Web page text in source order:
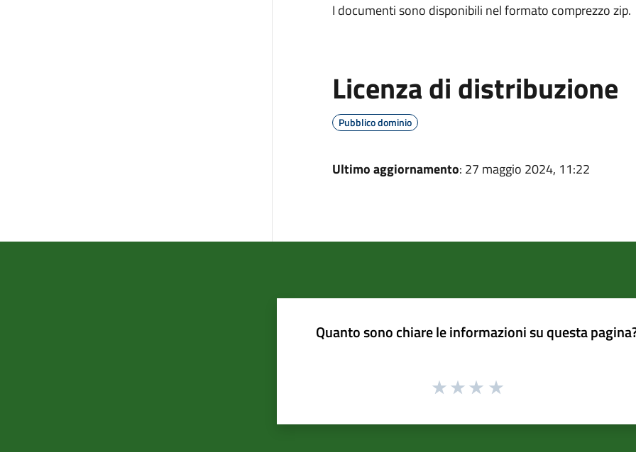
I documenti sono disponibili nel formato comprezzo zip.
Licenza di distribuzione
Pubblico dominio
Ultimo aggiornamento: 27 maggio 2024, 11:22
Quanto sono chiare le informazioni su questa